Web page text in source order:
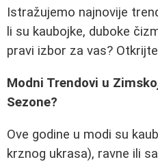
Istražujemo najnovije
li su kaubojke, duboke
pravi izbor za vas?
Modni Trendovi u
Sezone?
Ove godine u modi su
krznog ukrasa), ravne ili